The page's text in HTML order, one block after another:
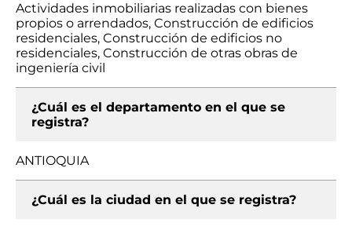
Actividades inmobiliarias realizadas con bienes
propios o arrendados, Construcción de edificios
residenciales, Construcción de edificios no
residenciales, Construcción de otras obras de
ingeniería civil
¿Cuál es el departamento en el que se
registra?
ANTIOQUIA
¿Cuál es la ciudad en el que se registra?